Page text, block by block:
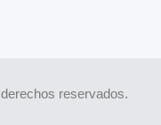
reservados.